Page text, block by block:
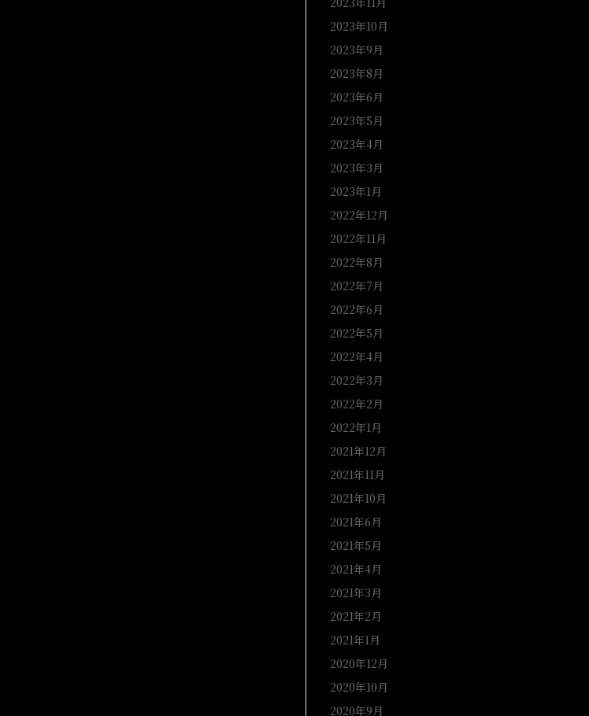
2023年10月
2023年9月
2023年8月
2023年6月
2023年5月
2023年4月
2023年3月
2023年1月
2022年12月
2022年11月
2022年8月
2022年7月
2022年6月
2022年5月
2022年4月
2022年3月
2022年2月
2022年1月
2021年12月
2021年11月
2021年10月
2021年6月
2021年5月
2021年4月
2021年3月
2021年2月
2021年1月
2020年12月
2020年10月
2020年9月